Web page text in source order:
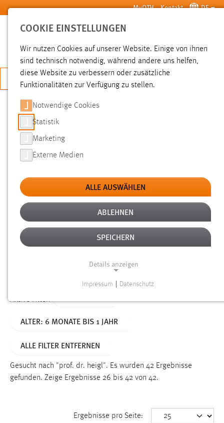
Zum Hauptinhalt springen MyOTH Kontakt DE
SUCHE
JETZT BEWERBEN
SUCHE
FILTER
Typ
Erstellungsdatum
Alter
Aktive Filter:
ALTER: 6 MONATE BIS 1 JAHR
ALLE FILTER ENTFERNEN
Gesucht nach "prof. dr. heigl". Es wurden 42 Ergebnisse
gefunden. Zeige Ergebnisse 26 bis 42 von 42.
Ergebnisse pro Seite:
COOKIE EINSTELLUNGEN
Wir nutzen Cookies auf unserer Website. Einige von ihnen
sind technisch notwendig, während andere uns helfen,
diese Website zu verbessern oder zusätzliche
Funktionalitäten zur Verfügung zu stellen.
Notwendige Cookies
Statistik
Marketing
Externe Medien
ALLE AUSWÄHLEN
ABLEHNEN
SPEICHERN
Details anzeigen
Funktionen und sind für die einwandfreie Funktion der
Name:
Dieser Cookie speichert die ausgewählten Einverständnis-
Impressum Datenschutz